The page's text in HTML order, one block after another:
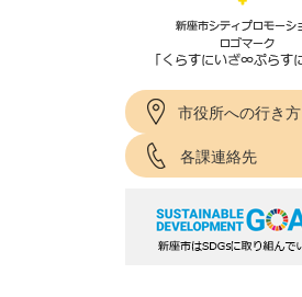
市役所への行き方
各課連絡先